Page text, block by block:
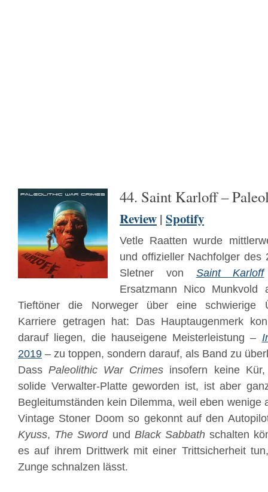
44. Saint Karloff –
Review | Spotify
Vetle Raatten wurde
und offizieller Nachfolger des
Sletner von Saint Karloff
Ersatzmann Nico Munkvold
Tieftöner die Norweger über eine schwierige
Karriere getragen hat: Das Hauptaugenmerk
darauf liegen, die hauseigene Meisterleistung –
2019 – zu toppen, sondern darauf, als Band zu
DassPaleolithic War Crimes insofern keine
solide Verwalter-Platte geworden ist, ist aber
Begleitumständen kein Dilemma, weil eben wenige
Vintage Stoner Doom so gekonnt auf den
Kyuss, The Swordund Black Sabbath schalten
es auf ihrem Drittwerk mit einer Trittsicherheit
Zunge schnalzen lässt.